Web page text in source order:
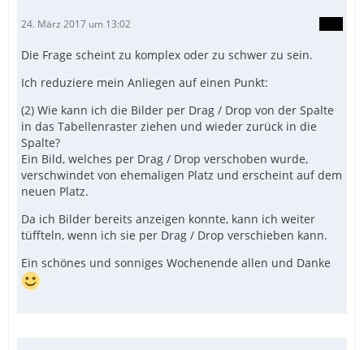
24. März 2017 um 13:02
Die Frage scheint zu komplex oder zu schwer zu sein.
Ich reduziere mein Anliegen auf einen Punkt:
(2) Wie kann ich die Bilder per Drag / Drop von der Spalte
in das Tabellenraster ziehen und wieder zurück in die
Spalte?
Ein Bild, welches per Drag / Drop verschoben wurde,
verschwindet von ehemaligen Platz und erscheint auf dem
neuen Platz.
Da ich Bilder bereits anzeigen konnte, kann ich weiter
tüffteln, wenn ich sie per Drag / Drop verschieben kann.
Ein schönes und sonniges Wochenende allen und Danke